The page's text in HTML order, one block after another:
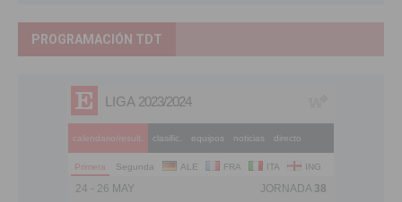
PROGRAMACIÓN TDT